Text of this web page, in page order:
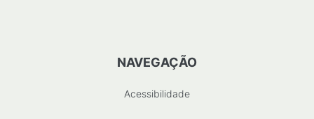
NAVEGAÇÃO
Acessibilidade